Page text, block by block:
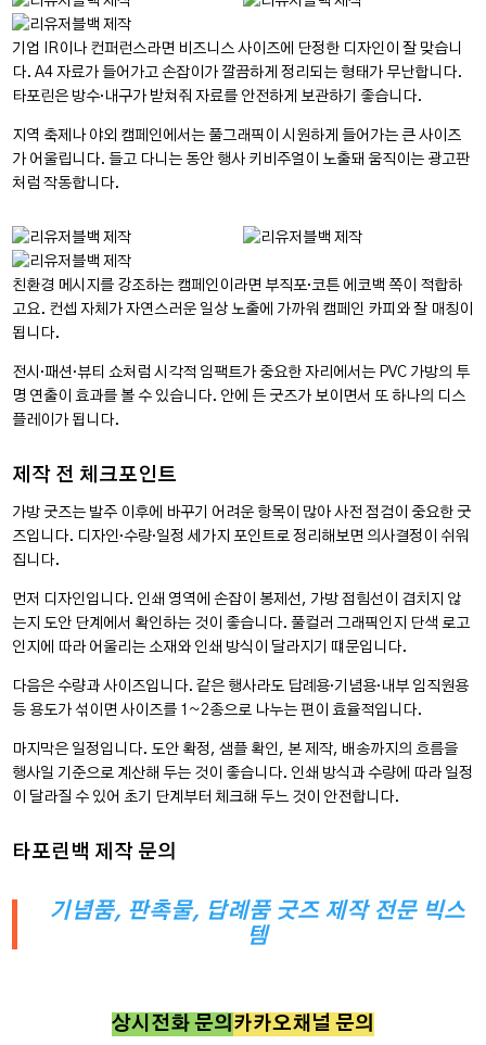
기업 IR이나 컨퍼런스라면 비즈니스 사이즈에 단정한 디자인이 잘 맞습니
다. A4 자료가 들어가고 손잡이가 깔끔하게 정리되는 형태가 무난합니다.
타포린은 방수·내구가 받쳐줘 자료를 안전하게 보관하기 좋습니다.
지역 축제나 야외 캠페인에서는 풀그래픽이 시원하게 들어가는 큰 사이즈
가 어울립니다. 들고 다니는 동안 행사 키비주얼이 노출돼 움직이는 광고판
처럼 작동합니다.
친환경 메시지를 강조하는 캠페인이라면 부직포·코튼 에코백 쪽이 적합하
고요. 컨셉 자체가 자연스러운 일상 노출에 가까워 캠페인 카피와 잘 매칭이
됩니다.
전시·패션·뷰티 쇼처럼 시각적 임팩트가 중요한 자리에서는 PVC 가방의 투
명 연출이 효과를 볼 수 있습니다. 안에 든 굿즈가 보이면서 또 하나의 디스
플레이가 됩니다.
제작 전 체크포인트
가방 굿즈는 발주 이후에 바꾸기 어려운 항목이 많아 사전 점검이 중요한 굿
즈입니다. 디자인·수량·일정 세가지 포인트로 정리해보면 의사결정이 쉬워
집니다.
먼저 디자인입니다. 인쇄 영역에 손잡이 봉제선, 가방 접힘선이 겹치지 않
는지 도안 단계에서 확인하는 것이 좋습니다. 풀컬러 그래픽인지 단색 로고
인지에 따라 어울리는 소재와 인쇄 방식이 달라지기 떄문입니다.
다음은 수량과 사이즈입니다. 같은 행사라도 답례용·기념용·내부 임직원용
등 용도가 섞이면 사이즈를 1~2종으로 나누는 편이 효율적입니다.
마지막은 일정입니다. 도안 확정, 샘플 확인, 본 제작, 배송까지의 흐름을
행사일 기준으로 계산해 두는 것이 좋습니다. 인쇄 방식과 수량에 따라 일정
이 달라질 수 있어 초기 단계부터 체크해 두느 것이 안전합니다.
타포린백 제작 문의
기념품, 판촉물, 답례품 굿즈 제작 전문 빅스
템
상시전화 문의 카카오채널 문의